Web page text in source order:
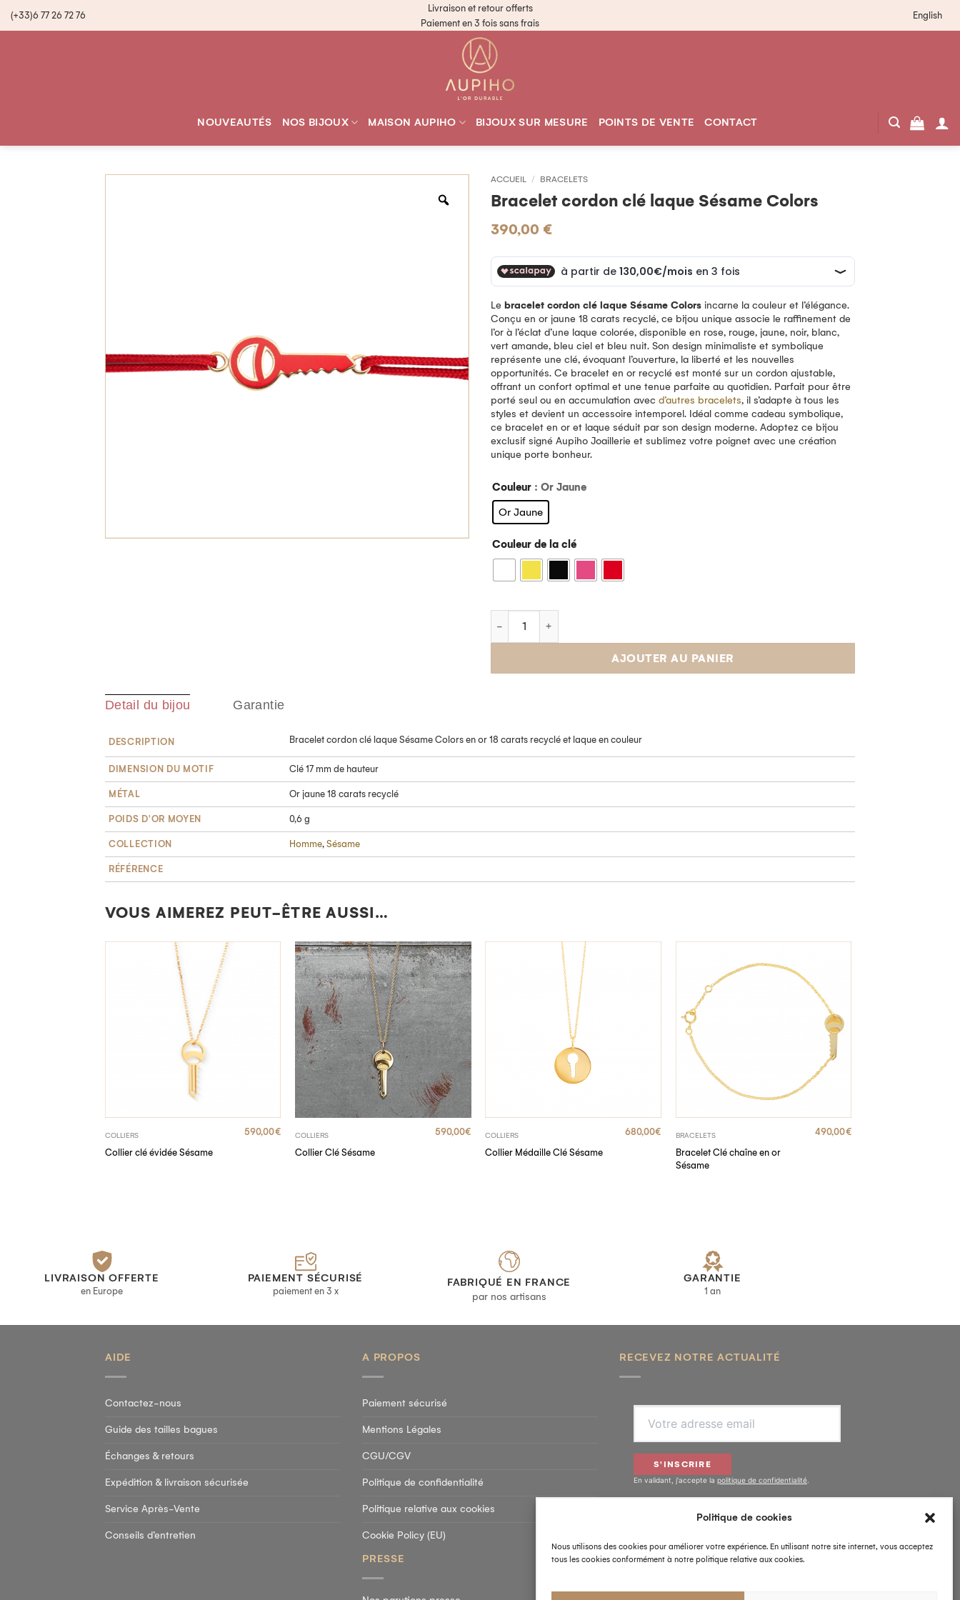
Politique de cookies
Nous utilisons des cookies pour améliorer votre expérience. En utilisant notre site internet, vous acceptez
tous les cookies conformément à notre politique relative aux cookies.
(+33)6 77 26 72 76
Livraison et retour offerts
Paiement en 3 fois sans frais
English
NOUVEAUTÉS NOS BIJOUX MAISON AUPIHO BIJOUX SUR MESURE POINTS DE VENTE CONTACT
ACCUEIL / BRACELETS
Bracelet cordon clé laque Sésame Colors
390,00 €
Le bracelet cordon clé laque Sésame Colors incarne la couleur et l’élégance.
Conçu en or jaune 18 carats recyclé, ce bijou unique associe le raffinement de
l’or à l’éclat d’une laque colorée, disponible en rose, rouge, jaune, noir, blanc,
vert amande, bleu ciel et bleu nuit. Son design minimaliste et symbolique
représente une clé, évoquant l’ouverture, la liberté et les nouvelles
opportunités. Ce bracelet en or recyclé est monté sur un cordon ajustable,
offrant un confort optimal et une tenue parfaite au quotidien. Parfait pour être
porté seul ou en accumulation avec d’autres bracelets, il s’adapte à tous les
styles et devient un accessoire intemporel. Idéal comme cadeau symbolique,
ce bracelet en or et laque séduit par son design moderne. Adoptez ce bijou
exclusif signé Aupiho Joaillerie et sublimez votre poignet avec une création
unique porte bonheur.
Couleur : Or Jaune
Or Jaune
Couleur de la clé
AJOUTER AU PANIER
Detail du bijou Garantie
DESCRIPTION Bracelet cordon clé laque Sésame Colors en or 18 carats recyclé et laque en couleur
DIMENSION DU MOTIF Clé 17 mm de hauteur
MÉTAL Or jaune 18 carats recyclé
POIDS D'OR MOYEN 0,6 g
COLLECTION Homme, Sésame
RÉFÉRENCE
VOUS AIMEREZ PEUT-ÊTRE AUSSI…
COLLIERS
Collier clé évidée Sésame
590,00€ COLLIERS
Collier Clé Sésame
590,00€ COLLIERS
Collier Médaille Clé Sésame
680,00€ BRACELETS
Bracelet Clé chaîne en or
Sésame
490,00€
LIVRAISON OFFERTE
en Europe
PAIEMENT SÉCURISÉ
paiement en 3 x
FABRIQUÉ EN FRANCE
par nos artisans
GARANTIE
1 an
AIDE
Contactez-nous
Guide des tailles bagues
Échanges & retours
Expédition & livraison sécurisée
Service Après-Vente
Conseils d’entretien
A PROPOS
Paiement sécurisé
Mentions Légales
CGU/CGV
Politique de confidentialité
Politique relative aux cookies
Cookie Policy (EU)
PRESSE
RECEVEZ NOTRE ACTUALITÉ
S'INSCRIRE
En validant, j'accepte la politique de confidentialité